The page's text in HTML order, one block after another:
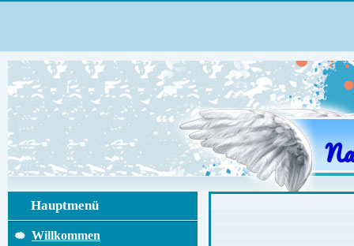
Hauptmenü
Willkommen